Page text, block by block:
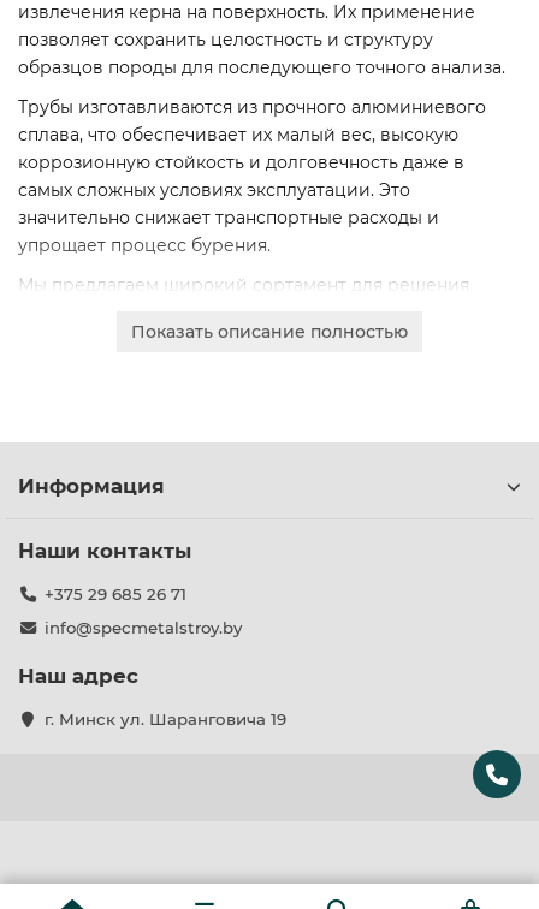
извлечения керна на поверхность. Их применение
позволяет сохранить целостность и структуру
образцов породы для последующего точного анализа.
Трубы изготавливаются из прочного алюминиевого
сплава, что обеспечивает их малый вес, высокую
коррозионную стойкость и долговечность даже в
самых сложных условиях эксплуатации. Это
значительно снижает транспортные расходы и
упрощает процесс бурения.
Мы предлагаем широкий сортамент для решения
толщины стенки от 4 до 7,5 мм; длины 6000, 6200, 6500,
Показать описание полностью
Информация
Наши контакты
+375 29 685 26 71
info@specmetalstroy.by
Наш адрес
г. Минск ул. Шаранговича 19